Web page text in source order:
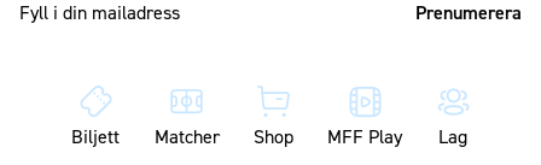
Biljett Matcher Shop MFF Play Lag